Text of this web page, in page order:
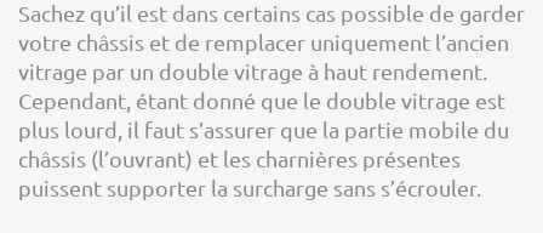
Sachez qu’il est dans certains cas possible de garder
votre châssis et de remplacer uniquement l’ancien
vitrage par un double vitrage à haut rendement.
Cependant, étant donné que le double vitrage est
plus lourd, il faut s’assurer que la partie mobile du
châssis (l’ouvrant) et les charnières présentes
puissent supporter la surcharge sans s’écrouler.